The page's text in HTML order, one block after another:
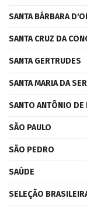
SANTA BÁRBARA
SANTA CRUZ DA
SANTA GERTRUDES
SANTA MARIA DA
SANTO ANTÔNIO DE
SÃO PAULO
SÃO PEDRO
SAÚDE
SELEÇÃO